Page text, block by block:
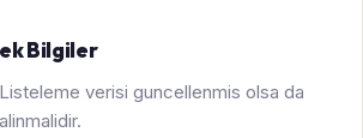
Bilgiler
Listeleme verisi guncellenmis olsa da